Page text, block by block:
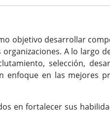
objetivo desarrollar
A lo largo
selección,
enfoque en las mejores
en fortalecer sus